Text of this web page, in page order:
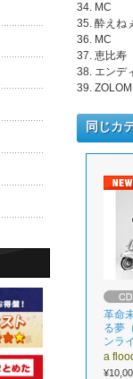
34. MC
35. 酔えね
36. MC
37. 恵比寿
38. エンデ
39.
同じカ
革命
る夢
ンラ
a